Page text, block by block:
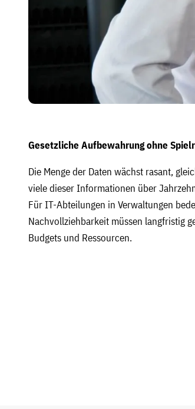
Gesetzliche Aufbewahrung ohne
Die Menge der Daten wächst rasant,
viele dieser Informationen über
Für IT-Abteilungen in Verwaltungen
Nachvollziehbarkeit müssen langfristig
Budgets und Ressourcen.